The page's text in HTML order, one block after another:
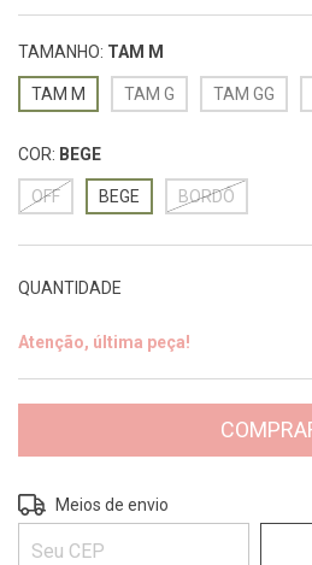
TAMANHO: TAM M
TAM M TAM G TAM GG
COR: BEGE
OFF BEGE BORDÔ
QUANTIDADE
Atenção, última peça!
Entregas para o CEP:
Meios de envio